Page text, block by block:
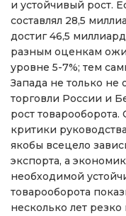
и устойчивый рост.
составлял 28,5
достиг 46,5
разным оценкам
уровне 5-7%; тем
Запада не только
торговли России и
рост товарооборота.
критики
якобы всецело
экспорта, а
необходимой
товарооборота
несколько лет